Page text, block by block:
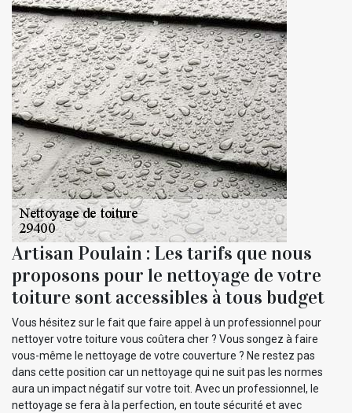
Artisan Poulain : Les tarifs que nous
proposons pour le nettoyage de votre
toiture sont accessibles à tous budget
Vous hésitez sur le fait que faire appel à un professionnel pour
nettoyer votre toiture vous coûtera cher ? Vous songez à faire
vous-même le nettoyage de votre couverture ? Ne restez pas
dans cette position car un nettoyage qui ne suit pas les normes
aura un impact négatif sur votre toit. Avec un professionnel, le
nettoyage se fera à la perfection, en toute sécurité et avec